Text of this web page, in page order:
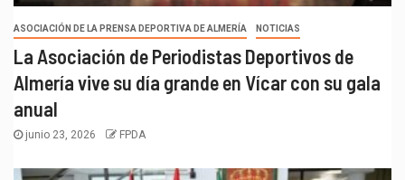
ASOCIACIÓN DE LA PRENSA DEPORTIVA DE ALMERÍA NOTICIAS
La Asociación de Periodistas Deportivos de
Almería vive su día grande en Vícar con su gala
anual
junio 23, 2026 FPDA